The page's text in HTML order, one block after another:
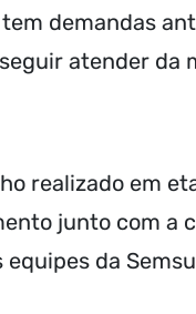
demandas
atender da
realizado em
junto com a
da